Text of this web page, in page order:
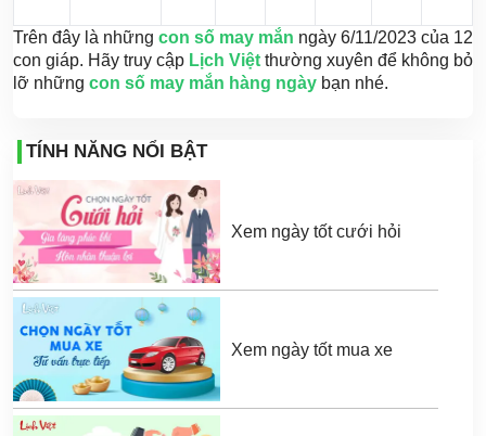
Trên đây là những con số may mắn ngày 6/11/2023 của 12
con giáp. Hãy truy cập Lịch Việt thường xuyên để không bỏ
lỡ những con số may mắn hàng ngày bạn nhé.
TÍNH NĂNG NỔI BẬT
Xem ngày tốt cưới hỏi
Xem ngày tốt mua xe